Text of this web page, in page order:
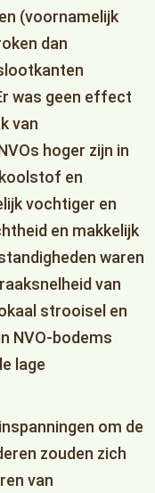
(voornamelijk
dan
was geen effect
van
hoger zijn in
en
vochtiger en
en makkelijk
waren
van
strooisel en
NVO-bodems
lage
om de
zouden zich
van